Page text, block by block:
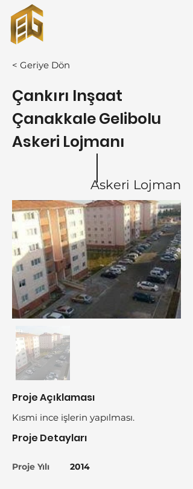
+90 212 741 39 35
< Geriye Dön
Çankırı Inşaat
Çanakkale Gelibolu
Askeri Lojmanı
Askeri Lojman
Proje Açıklaması
Kısmi ince işlerin yapılması.
Proje Detayları
Proje Yılı 2014